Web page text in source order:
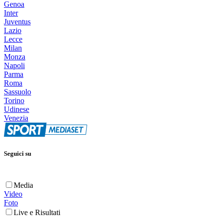
Genoa
Inter
Juventus
Lazio
Lecce
Milan
Monza
Napoli
Parma
Roma
Sassuolo
Torino
Udinese
Venezia
Seguici su
Media
Video
Foto
Live e Risultati